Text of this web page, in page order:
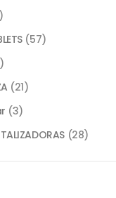
(57)
(21)
(3)
(28)